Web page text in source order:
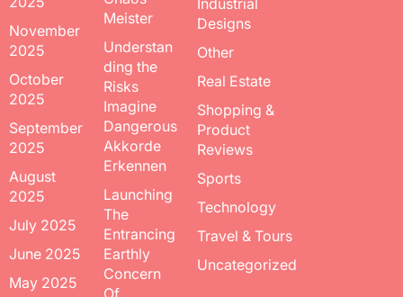
November
2025
October
2025
September
2025
August
2025
July 2025
June 2025
May 2025
Meister
Understan
ding the
Risks
Imagine
Dangerous
Akkorde
Erkennen
Launching
The
Entrancing
Earthly
Concern
Industrial
Designs
Other
Real Estate
Shopping &
Product
Reviews
Sports
Technology
Travel & Tours
Uncategorized